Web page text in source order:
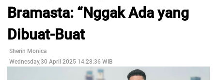
Bramasta: “Nggak Ada yang
Dibuat-Buat
Sherin Monica
Wednesday,30 April 2025 14:28:36 WIB